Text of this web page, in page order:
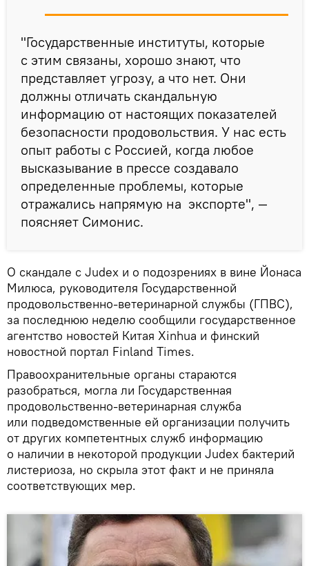
"Государственные институты, которые
с этим связаны, хорошо знают, что
представляет угрозу, а что нет. Они
должны отличать скандальную
информацию от настоящих показателей
безопасности продовольствия. У нас есть
опыт работы с Россией, когда любое
высказывание в прессе создавало
определенные проблемы, которые
отражались напрямую на экспорте", —
поясняет Симонис.
О скандале с Judex и о подозрениях в вине Йонаса
Милюса, руководителя Государственной
продовольственно-ветеринарной службы (ГПВС),
за последнюю неделю сообщили государственное
агентство новостей Китая Xinhua и финский
новостной портал Finland Times.
Правоохранительные органы стараются
разобраться, могла ли Государственная
продовольственно-ветеринарная служба
или подведомственные ей организации получить
от других компетентных служб информацию
о наличии в некоторой продукции Judex бактерий
листериоза, но скрыла этот факт и не приняла
соответствующих мер.